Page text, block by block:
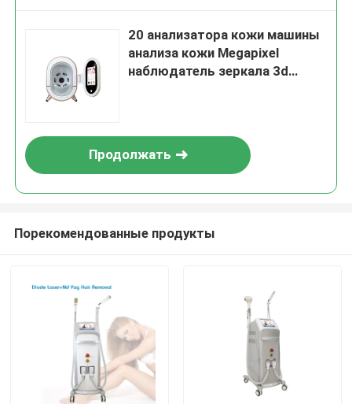
20 анализатора кожи машины
анализа кожи Megapixel
наблюдатель зеркала 3d
Продолжать
Порекомендованные продукты